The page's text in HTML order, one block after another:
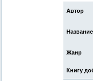
Автор
Название
Жанр
Книгу